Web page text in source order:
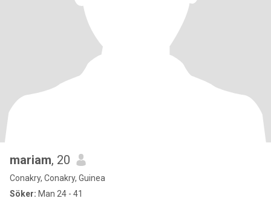
mariam, 20
Conakry, Conakry, Guinea
Söker: Man 24 - 41